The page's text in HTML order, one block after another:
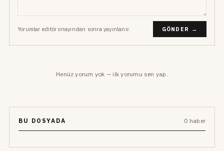
Yorumlar editör onayından sonra yayınlanır. GÖNDER →
Henüz yorum yok — ilk yorumu sen yap.
BU DOSYADA 0 haber